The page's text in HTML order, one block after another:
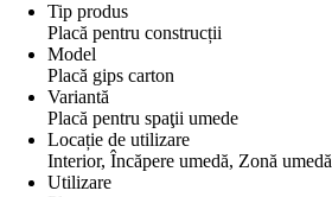
Tip produs
Placă pentru construcții
Model
Placă gips carton
Variantă
Placă pentru spaţii umede
Locație de utilizare
Interior, Încăpere umedă, Zonă umedă
Utilizare